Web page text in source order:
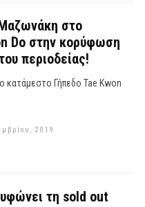
στο
Do στην κορύφωση
περιοδείας!
Γήπεδο Tae Kwon
2019
τη sold out